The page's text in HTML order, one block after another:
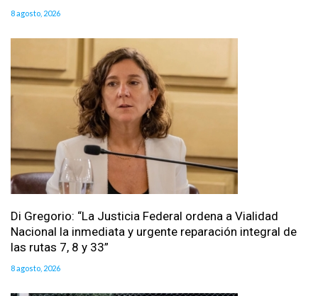
8 agosto, 2026
Di Gregorio: “La Justicia Federal ordena a Vialidad
Nacional la inmediata y urgente reparación integral de
las rutas 7, 8 y 33”
8 agosto, 2026